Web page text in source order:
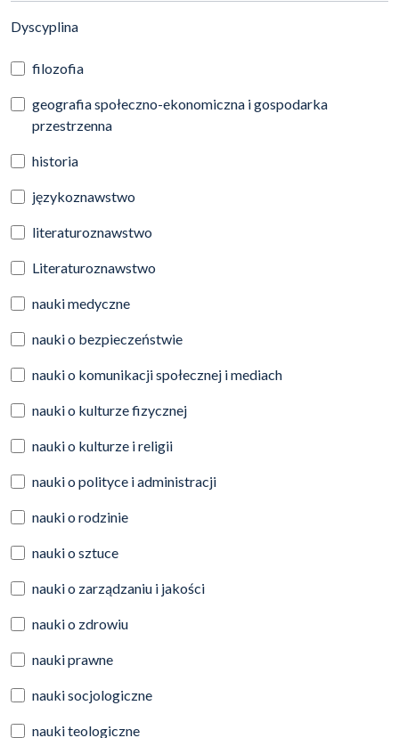
Dyscyplina(automatyczne przeładowanie treści)
filozofia
geografia społeczno-ekonomiczna i gospodarka
przestrzenna
historia
językoznawstwo
literaturoznawstwo
Literaturoznawstwo
nauki medyczne
nauki o bezpieczeństwie
nauki o komunikacji społecznej i mediach
nauki o kulturze fizycznej
nauki o kulturze i religii
nauki o polityce i administracji
nauki o rodzinie
nauki o sztuce
nauki o zarządzaniu i jakości
nauki o zdrowiu
nauki prawne
nauki socjologiczne
nauki teologiczne